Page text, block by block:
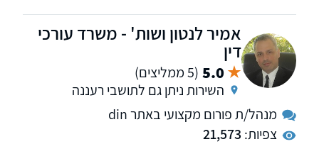
אמיר לנטון ושות' - משרד עורכי
דין
5.0 (5 ממליצים)
השירות ניתן גם לתושבי רעננה
מנהל/ת פורום מקצועי באתר din
צפיות: 21,573